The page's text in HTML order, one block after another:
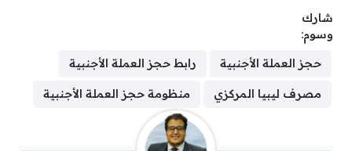
شارك
وسوم:
حجز العملة الأجنبية رابط حجز العملة الأجنبية
مصرف ليبيا المركزي منظومة حجز العملة الأجنبية